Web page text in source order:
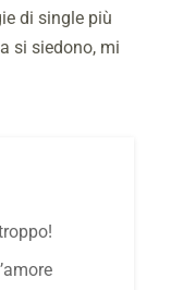
di single più
si siedono, mi